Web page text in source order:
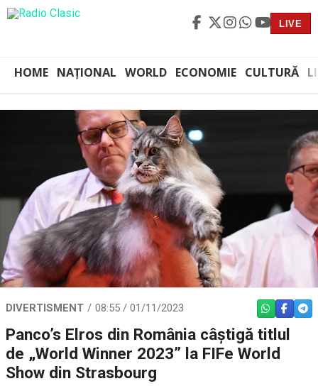
LIVE
HOME NAȚIONAL WORLD ECONOMIE CULTURĂ
DIVERTISMENT 08:55 / 01/11/2023 WHATSAPP
Panco’s Elros din România câștigă titlul
de „World Winner 2023” la FIFe World
Show din Strasbourg